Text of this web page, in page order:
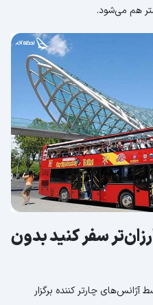
هم می‌شود.
سفر کنید بدون
چارتر کننده برگزار